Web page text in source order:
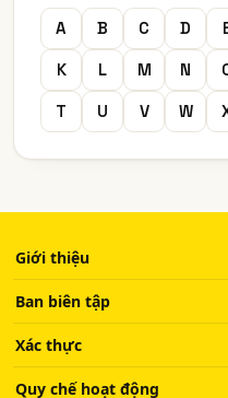
A B C D
K
L M N
T
U V W
Giới thiệu
Ban biên tập
Xác thực
Quy chế hoạt động